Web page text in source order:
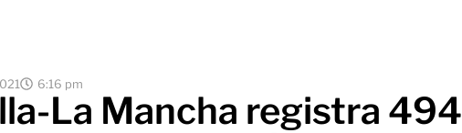
6:16 pm
La Mancha registra 494